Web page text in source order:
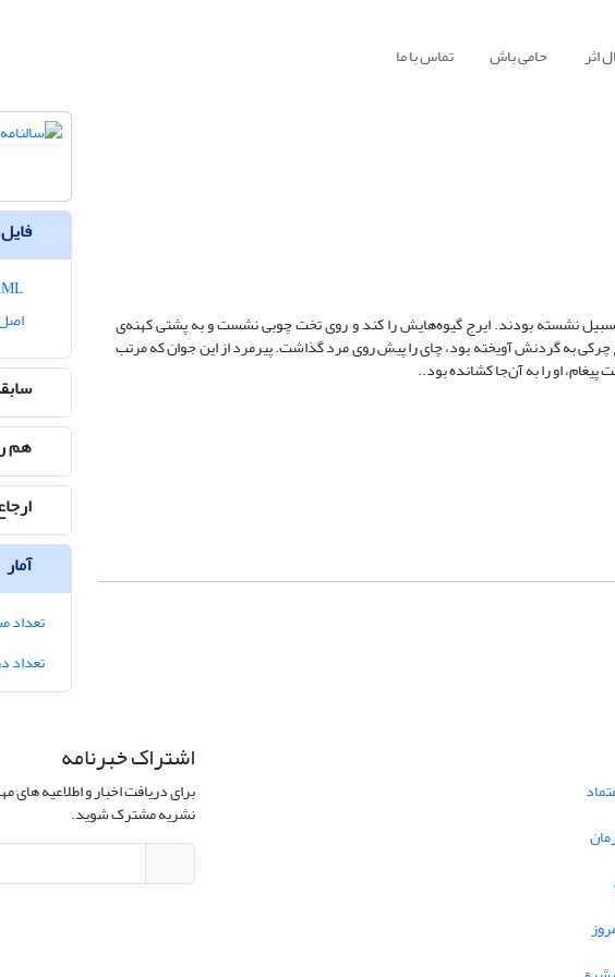
اثر حامی باش تماس با ما
نشسته بودند. ایرج گیوه‌هایش را کند و روی تخت چوبی نشست و به پشتی کهنه‌ی
به گردنش آویخته بود، چای را پیش روی مرد گذاشت. پیرمرد از این جوان که مرتب
او را به آن‌جا کشانده بود..
هم
آمار
تعداد
تعداد
اشتراک خبرنامه
برای دریافت اخبار و اطلاعیه های
نشریه مشترک شوید.